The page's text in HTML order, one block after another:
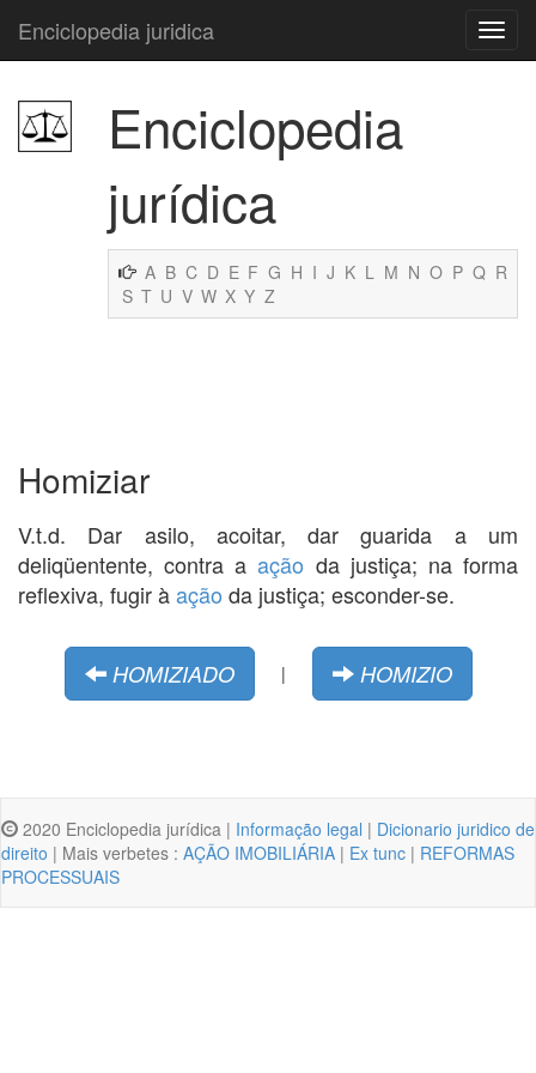
Enciclopedia juridica
Enciclopedia
jurídica
A B C D E F G H I J K L M N O P Q R
S T U V W X Y Z
Homiziar
V.t.d. Dar asilo, acoitar, dar guarida a um
deliqüentente, contra aação da justiça; na forma
reflexiva, fugir àação da justiça; esconder-se.
HOMIZIADO | HOMIZIO
2020 Enciclopedia jurídica | Informação legal | Dicionario juridico de
direito | Mais verbetes : AÇÃO IMOBILIÁRIA | Ex tunc | REFORMAS
PROCESSUAIS